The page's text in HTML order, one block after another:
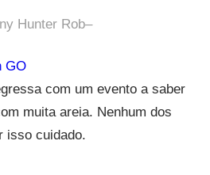
Hunter Rob–
GO
com um evento a saber
muita areia. Nenhum dos
isso cuidado.